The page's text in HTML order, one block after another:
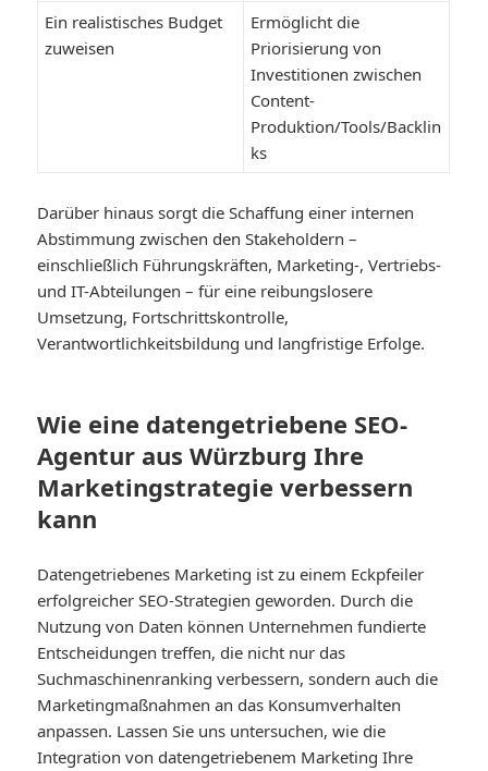
Ein realistisches Budget
zuweisen
Ermöglicht die
Priorisierung von
Investitionen zwischen
Content-
Produktion/Tools/Backlin
ks
Darüber hinaus sorgt die Schaffung einer internen
Abstimmung zwischen den Stakeholdern –
einschließlich Führungskräften, Marketing-, Vertriebs-
und IT-Abteilungen – für eine reibungslosere
Umsetzung, Fortschrittskontrolle,
Verantwortlichkeitsbildung und langfristige Erfolge.
Wie eine datengetriebene SEO-
Agentur aus Würzburg Ihre
Marketingstrategie verbessern
kann
Datengetriebenes Marketing ist zu einem Eckpfeiler
erfolgreicher SEO-Strategien geworden. Durch die
Nutzung von Daten können Unternehmen fundierte
Entscheidungen treffen, die nicht nur das
Suchmaschinenranking verbessern, sondern auch die
Marketingmaßnahmen an das Konsumverhalten
anpassen. Lassen Sie uns untersuchen, wie die
Integration von datengetriebenem Marketing Ihre